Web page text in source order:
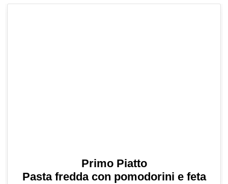
Primo Piatto
Pasta fredda con pomodorini e feta